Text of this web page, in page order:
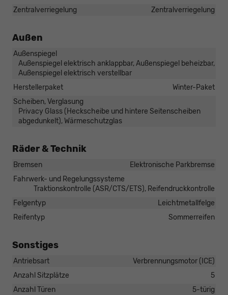
Zentralverriegelung
Zentralverriegelung
Außen
Außenspiegel
Außenspiegel elektrisch anklappbar, Außenspiegel beheizbar,
Außenspiegel elektrisch verstellbar
Herstellerpaket
Winter-Paket
Scheiben, Verglasung
Privacy Glass (Heckscheibe und hintere Seitenscheiben
abgedunkelt), Wärmeschutzglas
Räder & Technik
Bremsen
Elektronische Parkbremse
Fahrwerk- und Regelungssysteme
Traktionskontrolle (ASR/CTS/ETS), Reifendruckkontrolle
Felgentyp
Leichtmetallfelge
Reifentyp
Sommerreifen
Sonstiges
Antriebsart
Verbrennungsmotor (ICE)
Anzahl Sitzplätze
5
Anzahl Türen
5-türig